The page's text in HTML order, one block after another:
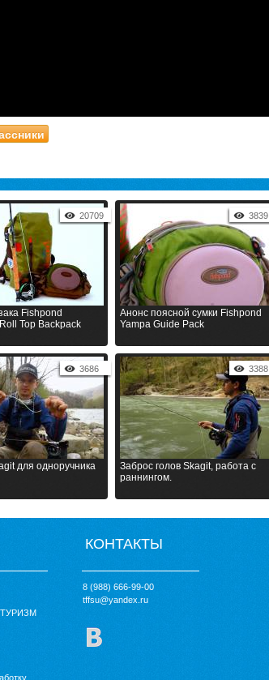
Fishpond
Top Backpack
20709
Анонс поясной сумки Fishpond
Yampa Guide Pack
3839
для одноручника
3686
Заброс голов Skagit, работа с
раннингом.
3388
КОНТАКТЫ
8 (988) 666-99-00
tffsu@yandex.ru